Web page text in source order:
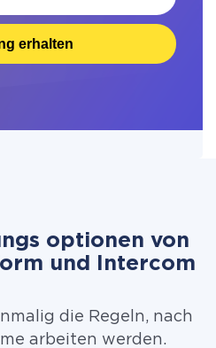
erhalten
optionen von
und Intercom
die Regeln, nach
arbeiten werden.